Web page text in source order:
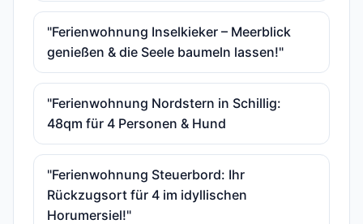
"Ferienwohnung Inselkieker – Meerblick
genießen & die Seele baumeln lassen!"
"Ferienwohnung Nordstern in Schillig:
48qm für 4 Personen & Hund
"Ferienwohnung Steuerbord: Ihr
Rückzugsort für 4 im idyllischen
Horumersiel!"